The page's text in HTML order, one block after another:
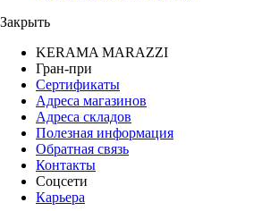
Закрыть
KERAMA MARAZZI
Гран-при
Сертификаты
Адреса магазинов
Адреса складов
Полезная информация
Обратная связь
Контакты
Соцсети
Карьера